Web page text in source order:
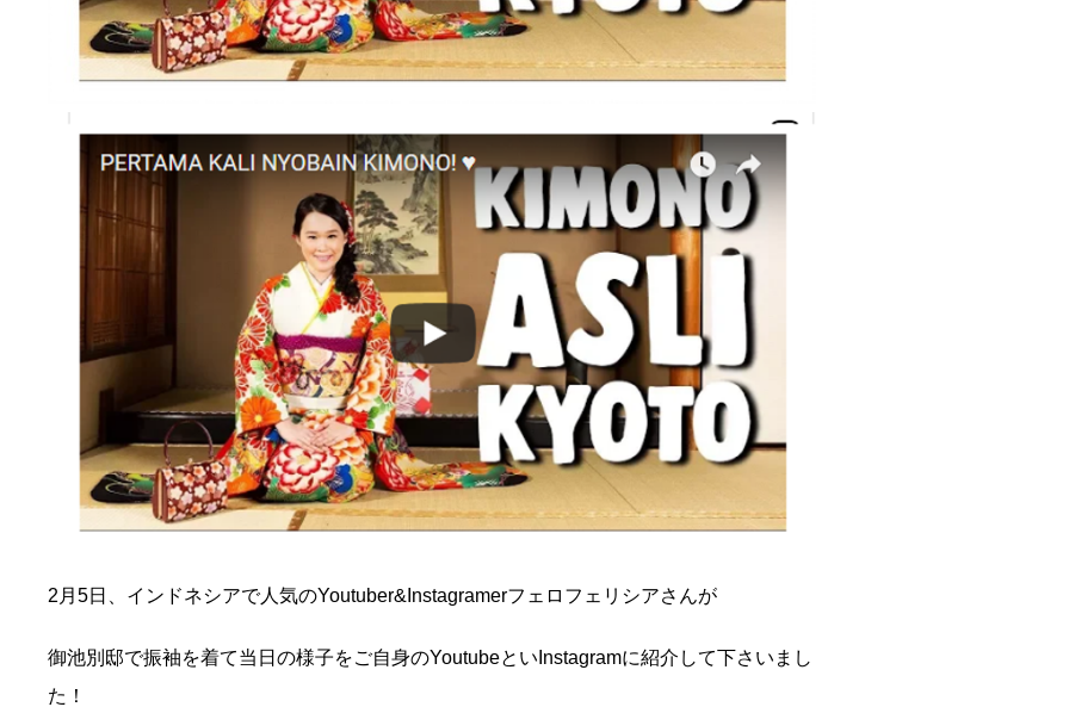
2月5日、インドネシアで人気のYoutuber&Instagramerフェロフェリシアさんが
御池別邸で振袖を着て当日の様子をご自身のYoutubeといInstagramに紹介して下さいまし
た！